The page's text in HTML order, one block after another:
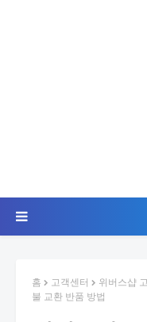
홈 고객센터
위버스샵
불 교환 반품 방법